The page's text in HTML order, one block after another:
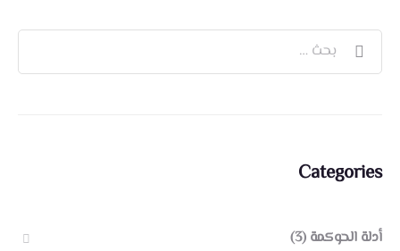
Categories
أدلة الحوكمة (3)